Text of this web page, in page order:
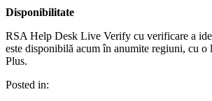
Disponibilitate
RSA Help Desk Live Verify cu verificare a
este disponibilă acum în anumite regiuni, cu
Plus.
Posted in: